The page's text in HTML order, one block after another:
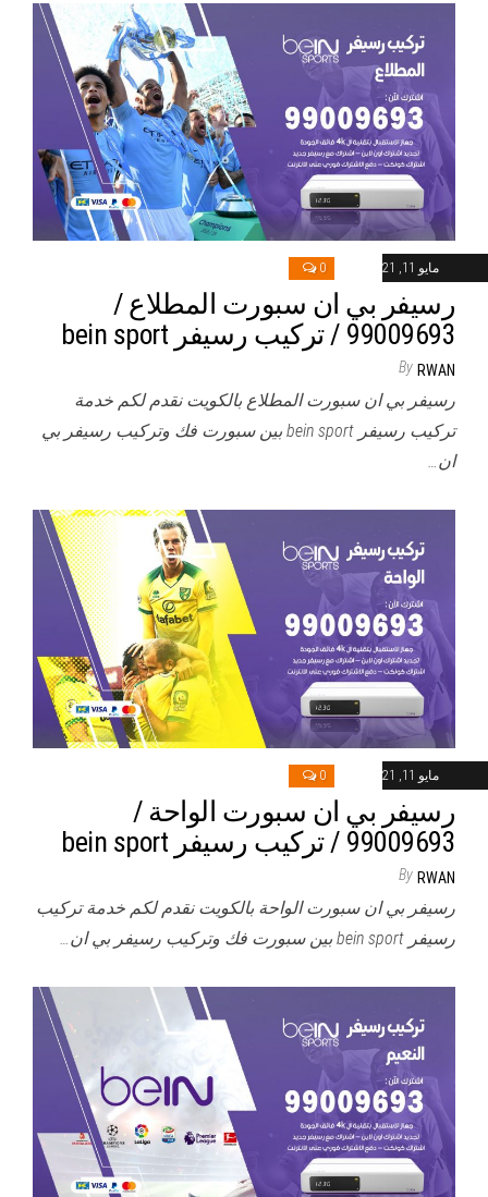
مايو 11, 2021 0
رسيفر بي ان سبورت المطلاع /
99009693 / تركيب رسيفر bein sport
By RWAN
رسيفر بي ان سبورت المطلاع بالكويت نقدم لكم خدمة
تركيب رسيفر bein sport بين سبورت فك وتركيب رسيفر بي
ان…
مايو 11, 2021 0
رسيفر بي ان سبورت الواحة /
99009693 / تركيب رسيفر bein sport
By RWAN
رسيفر بي ان سبورت الواحة بالكويت نقدم لكم خدمة تركيب
رسيفر bein sport بين سبورت فك وتركيب رسيفر بي ان…